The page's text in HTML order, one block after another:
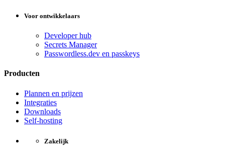
Voor ontwikkelaars
Developer hub
Secrets Manager
Passwordless.dev en passkeys
Producten
Plannen en prijzen
Integraties
Downloads
Self-hosting
Zakelijk